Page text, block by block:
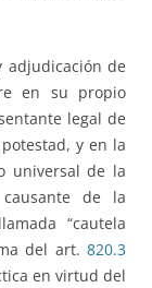
adjudicación de
en su propio
legal de
y en la
universal de la
de la
“cautela
del art. 820.3
en virtud del